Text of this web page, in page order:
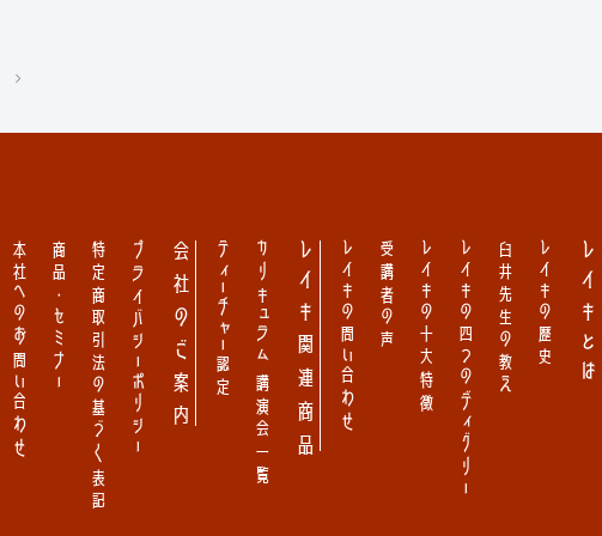
レイキとは
レイキの歴史
臼井先生の教え
レイキの四つのディグリー
レイキの十大特徴
受講者の声
レイキの問い合わせ
レイキ関連商品
カリキュラム 講演会一覧
ティーチャー認定
会社のご案内
プライバシーポリシー
特定商取引法の基づく表記
商品・セミナー
本社へのお問い合わせ